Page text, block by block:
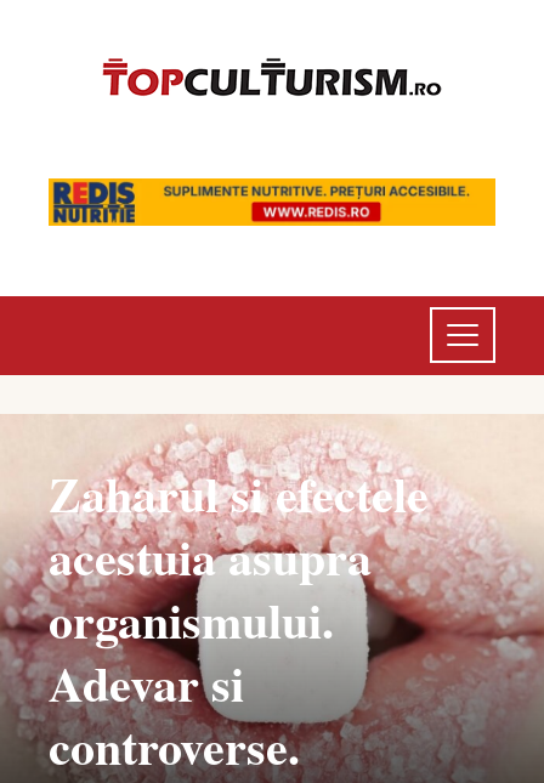
Zaharul si efectele
acestuia asupra
organismului.
Adevar si
controverse.